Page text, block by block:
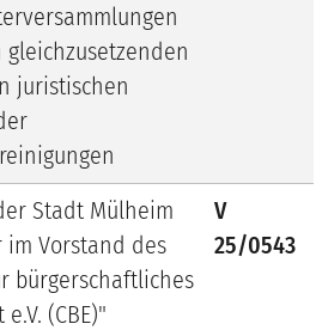
juristischen
Stadt Mülheim
im Vorstand des
bürgerschaftliches
(CBE)"
V
25/0543